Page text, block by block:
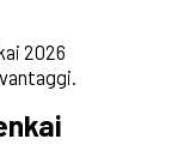
2026